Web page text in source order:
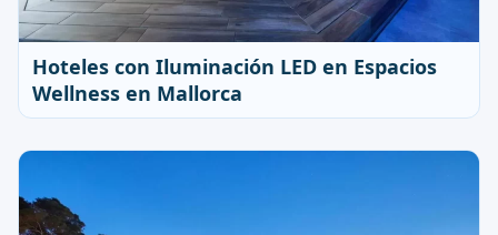
Hoteles con Iluminación LED en Espacios
Wellness en Mallorca